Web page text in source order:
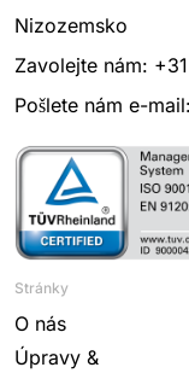
Nizozemsko
Zavolejte nám:
Pošlete nám e-
Stránky
O nás
Úpravy &